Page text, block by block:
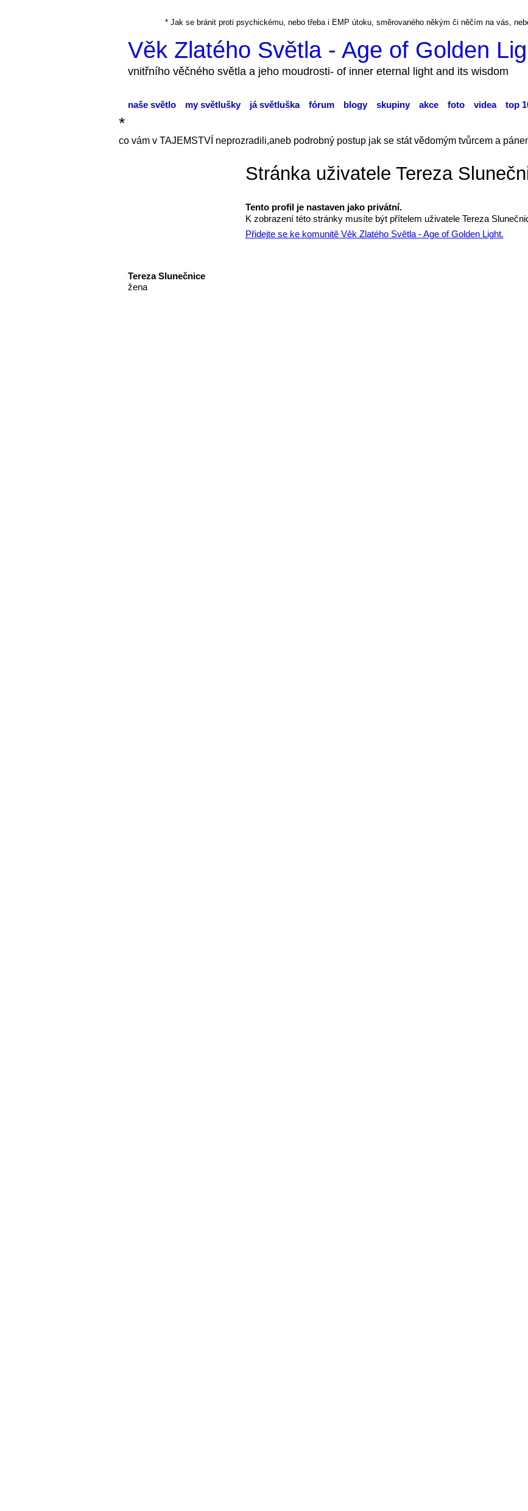
* Jak se bránit proti psychickému, nebo třeba i EMP útoku, směrovaného někým či něčím na vás,
Věk Zlatého Světla - Age of Golden
vnitřního věčného světla a jeho moudrosti- of inner eternal light and its wisdom
naše světlo my světlušky já světluška fórum blogy skupiny akce foto videa top
*
co vám v TAJEMSTVÍ neprozradili,aneb podrobný postup jak se stát vědomým tvůrcem a
Tereza Slunečnice
žena
Stránka uživatele Tereza
Tento profil je nastaven jako privátní.
K zobrazení této stránky musíte být přítelem uživatele Tereza
Přidejte se ke komunitě Věk Zlatého Světla - Age of Golden Light.